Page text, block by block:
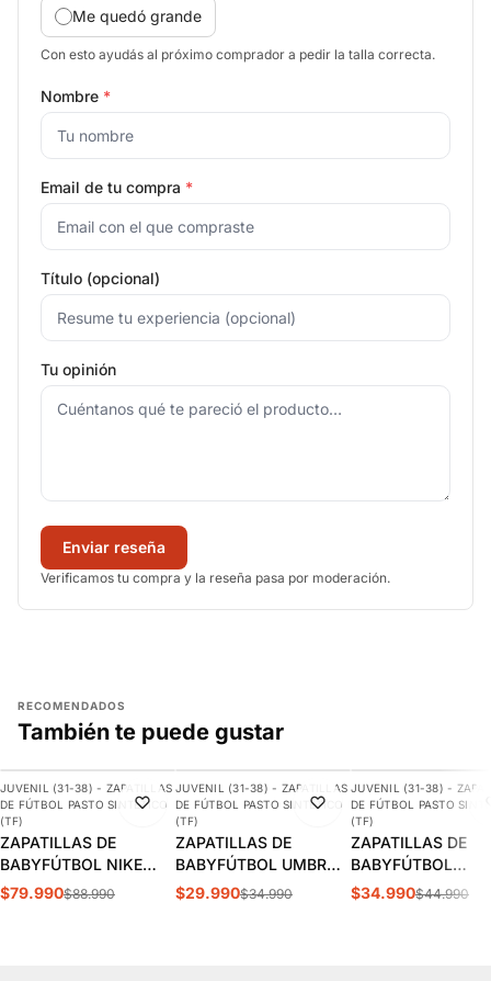
Me quedó grande
Con esto ayudás al próximo comprador a pedir la talla correcta.
Nombre *
Email de tu compra *
Título (opcional)
Tu opinión
Enviar reseña
Verificamos tu compra y la reseña pasa por moderación.
RECOMENDADOS
También te puede gustar
-10%
AGREGAR
JUVENIL (31-38) - ZAPATILLAS
DE FÚTBOL PASTO SINTÉTICO
(TF)
ZAPATILLAS DE
BABYFÚTBOL NIKE
VAPOR 16 ACADEMY
$79.990$88.990
-14%
AGREGAR
JUVENIL (31-38) - ZAPATILLAS
DE FÚTBOL PASTO SINTÉTICO
(TF)
ZAPATILLAS DE
BABYFÚTBOL UMBRO
CLASSICO XII JUVENIL
$29.990$34.990
-22%
JUVENIL (31-38) -
DE FÚTBOL PASTO
(TF)
ZAPATILLAS DE
BABYFÚTBOL
SKECHERS RAZOR
$34.990$44.990